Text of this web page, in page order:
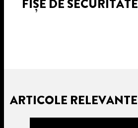
FIȘE DE SECURITATE
ARTICOLE RELEVANTE